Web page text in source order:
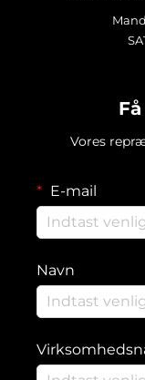
Vores
E-mail
Navn